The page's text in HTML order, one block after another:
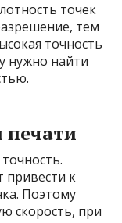
точек
тем
точность
нужно найти
печати
привести к
Поэтому
скорость, при